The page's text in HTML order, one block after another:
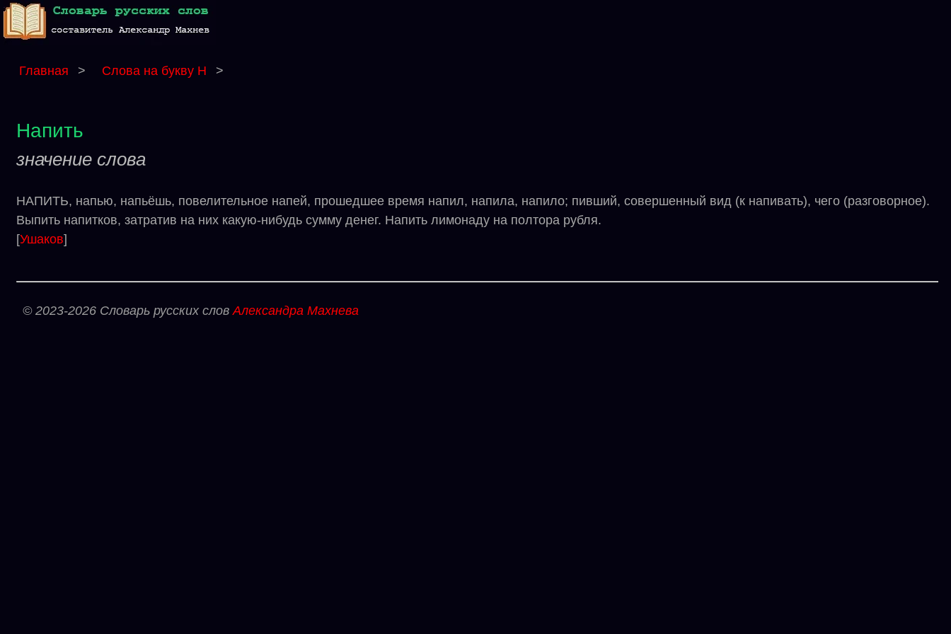
Главная > Слова на букву Н >
Напить
значение слова
НАПИТЬ, напью, напьёшь, повелительное напей, прошедшее время напил, напила, напило; пивший, совершенный вид (к напивать), чего (разговорное).
Выпить напитков, затратив на них какую-нибудь сумму денег. Напить лимонаду на полтора рубля.
[Ушаков]
© 2023-2026 Словарь русских словАлександра Махнева